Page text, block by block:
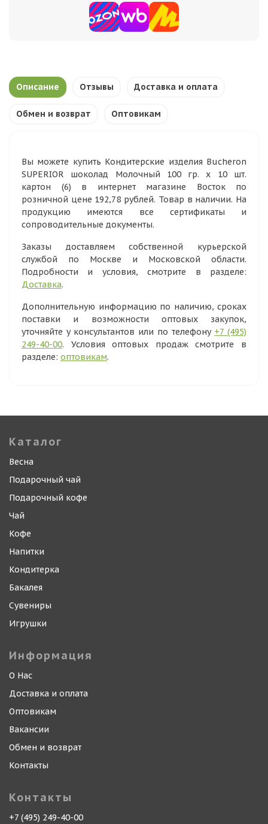
Описание Отзывы Доставка и оплата
Обмен и возврат Оптовикам
Вы можете купить Кондитерские изделия Bucheron
SUPERIOR шоколад Молочный 100 гр. х 10 шт.
картон (6) в интернет магазине Восток по
розничной цене 192,78 рублей. Товар в наличии. На
продукцию имеются все сертификаты и
сопроводительные документы.
Заказы доставляем собственной курьерской
службой по Москве и Московской области.
Подробности и условия, смотрите в разделе:
Доставка.
Дополнительную информацию по наличию, сроках
поставки и возможности оптовых закупок,
уточняйте у консультантов или по телефону +7 (495)
249-40-00. Условия оптовых продаж смотрите в
разделе: оптовикам.
Каталог
Весна
Подарочный чай
Подарочный кофе
Чай
Кофе
Напитки
Кондитерка
Бакалея
Сувениры
Игрушки
Информация
О Нас
Доставка и оплата
Оптовикам
Вакансии
Обмен и возврат
Контакты
Контакты
+7 (495) 249-40-00